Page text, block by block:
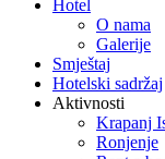
Hotel
O nama
Galerije
Smještaj
Hotelski sadržaj
Aktivnosti
Krapanj
Ronjenje